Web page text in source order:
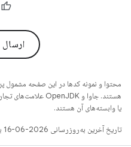
ارسال
محتوا و نمونه کدها در این صفحه مشمول
یا وابسته‌های آن هستند.
تاریخ آخرین به‌روزرسانی 2026-06-16 به‌وقت ساعت هماهنگ جهانی.